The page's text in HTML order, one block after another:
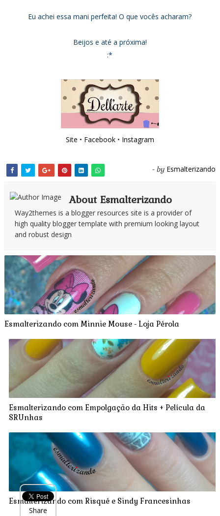
Eu achei essa mani perfeita! O que vocês acharam?
Beijos e até a próxima!
:*
Site • Facebook• Instagram
- by Esmalterizando
About Esmalterizando
Way2themes is a blogger resources site is a provider of
high quality blogger template with premium looking layout
and robust design
Esmalterizando com Minnie Mouse - Loja Pérola
Esmalterizando com Empolgação da Hits + Película da
SRUnhas
Esmalterizando com Risqué e Sindy Francesinhas
Share